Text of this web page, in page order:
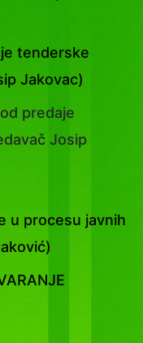
tenderske
Jakovac)
predaje
Josip
u procesu javnih